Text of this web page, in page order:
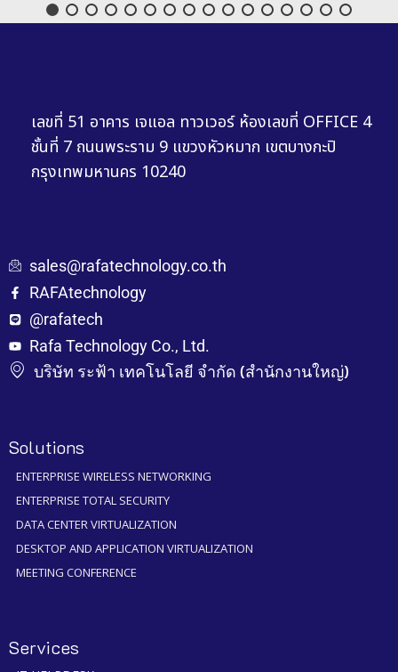
เลขที่ 51 อาคาร เจแอล ทาวเวอร์ ห้องเลขที่ OFFICE 4
ชั้นที่ 7 ถนนพระราม 9 แขวงหัวหมาก เขตบางกะปิ
กรุงเทพมหานคร 10240
sales@rafatechnology.co.th
RAFAtechnology
@rafatech
Rafa Technology Co., Ltd.
บริษัท ระฟ้า เทคโนโลยี จำกัด (สำนักงานใหญ่)
Solutions
ENTERPRISE WIRELESS NETWORKING
ENTERPRISE TOTAL SECURITY
DATA CENTER VIRTUALIZATION
DESKTOP AND APPLICATION VIRTUALIZATION
MEETING CONFERENCE
Services